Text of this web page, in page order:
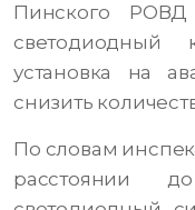
Пинского РОВД
установка на
снизить
По словам
расстоянии